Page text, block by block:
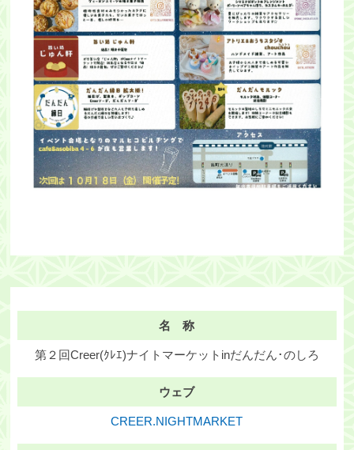
名 称
第２回Creer(ｸﾚｴ)ナイトマーケットinだんだん･のしろ
ウェブ
CREER.NIGHTMARKET